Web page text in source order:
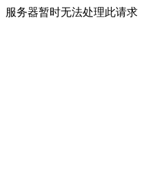
服务器暂时无法处理此请求